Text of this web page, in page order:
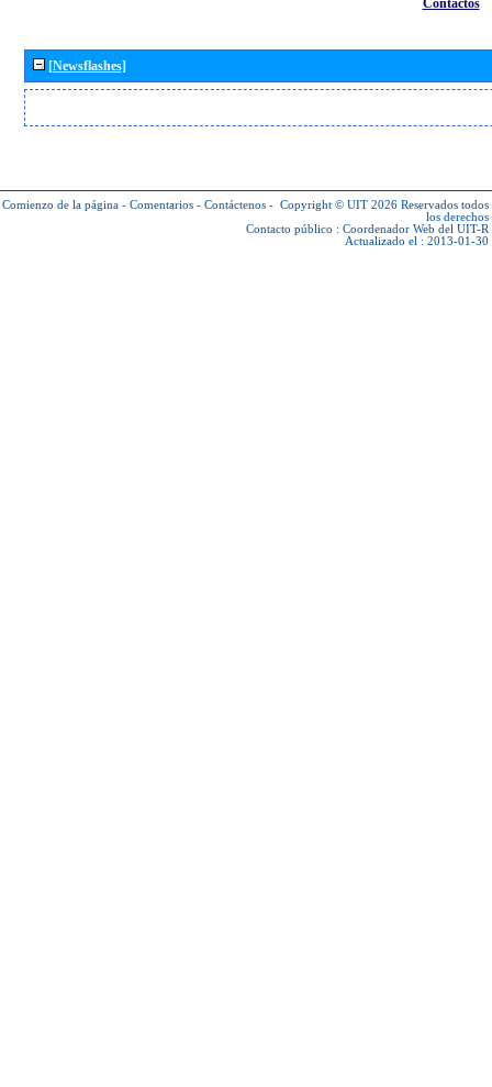
[Newsflashes]
Comienzo de la página - Comentarios - Contáctenos - Copyright © UIT 2026 Reservados todos
los derechos
Contacto público : Coordenador Web del UIT-R
Actualizado el : 2013-01-30